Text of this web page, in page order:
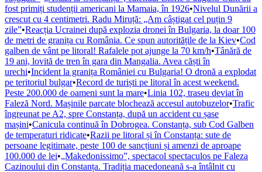
fost primiți studenții americani la Mamaia, în 1926•Nivelul Dunării a
crescut cu 4 centimetri. Radu Miruță: „Am câștigat cel puțin 9
zile”•Reacția Ucrainei după explozia dronei în Bulgaria, la doar 100
de metri de granița cu România. Ce spun autoritățile de la Kiev•Cod
galben de vânt pe litoral! Rafalele pot ajunge la 70 km/h•Tânără de
19 ani, lovită de tren în gara din Mangalia. Avea căști în
urechi•Incident la granița României cu Bulgaria! O dronă a explodat
pe teritoriul bulgar•Record de turiști pe litoral în acest weekend.
Peste 200.000 de oameni sunt la mare•Linia 102, traseu deviat în
Faleză Nord. Mașinile parcate blochează accesul autobuzelor•Trafic
îngreunat pe A2, spre Constanța, după un accident cu șase
mașini•Canicula continuă în Dobrogea. Constanța, sub Cod Galben
de temperaturi ridicate•Razii pe litoral și în Constanța: sute de
persoane legitimate, peste 100 de sancțiuni și amenzi de aproape
100.000 de lei•„Makedonissimo”, spectacol spectaculos pe Faleza
Cazinoului din Constanța. Tradiția macedoneană s-a întâlnit cu